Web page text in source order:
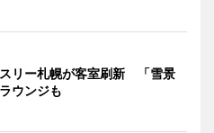
リー札幌が客室刷新 「雪景
ウンジも